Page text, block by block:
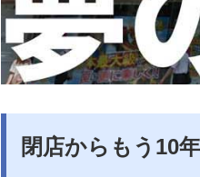
閉店からもう10